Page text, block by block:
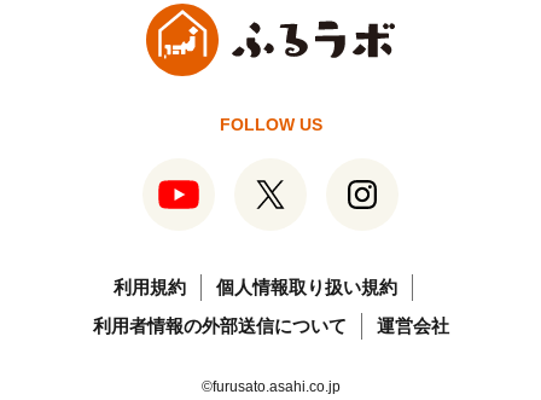
FOLLOW US
利用規約
個人情報取り扱い規約
利用者情報の外部送信について
運営会社
©furusato.asahi.co.jp